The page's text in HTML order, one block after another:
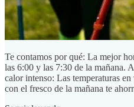
Te contamos por qué: La mejor
las 6:00 y las 7:30 de la mañana.
calor intenso: Las temperaturas
con el fresco de la mañana te